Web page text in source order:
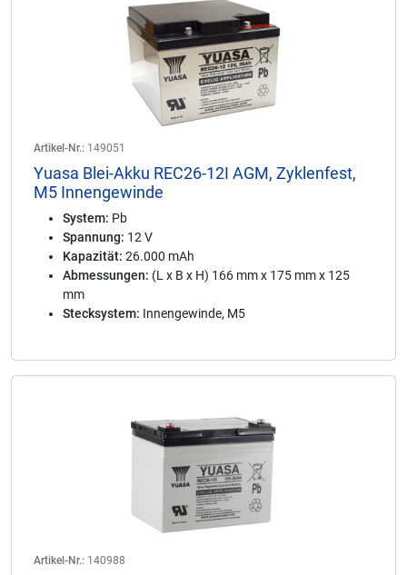
Artikel-Nr.: 149051
Yuasa Blei-Akku REC26-12I AGM, Zyklenfest,
M5 Innengewinde
System: Pb
Spannung: 12 V
Kapazität: 26.000 mAh
Abmessungen: (L x B x H) 166 mm x 175 mm x 125
mm
Stecksystem: Innengewinde, M5
Artikel-Nr.: 140988